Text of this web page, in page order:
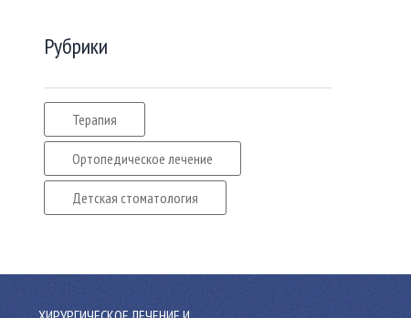
Рубрики
Терапия
Ортопедическое лечение
Детская стоматология